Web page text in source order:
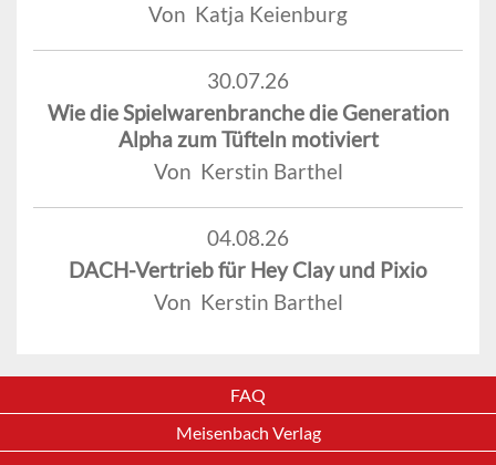
Von Katja Keienburg
30.07.26
Wie die Spielwarenbranche die Generation
Alpha zum Tüfteln motiviert
Von Kerstin Barthel
04.08.26
DACH-Vertrieb für Hey Clay und Pixio
Von Kerstin Barthel
FAQ
Meisenbach Verlag